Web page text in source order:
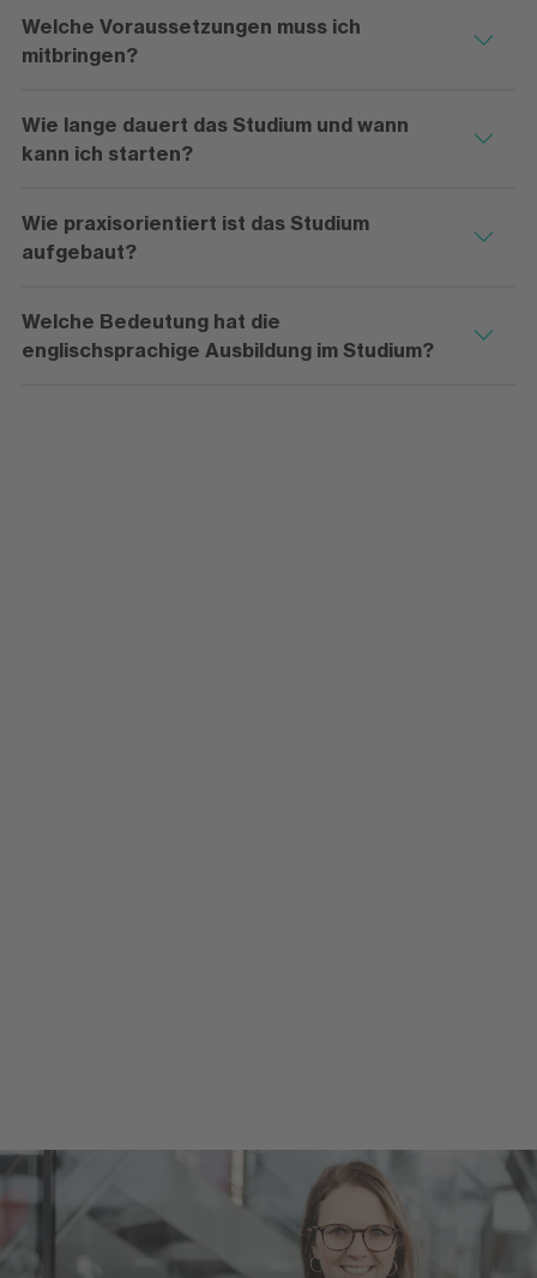
Welche Voraussetzungen muss ich
mitbringen?
Wie lange dauert das Studium und wann
kann ich starten?
Wie praxisorientiert ist das Studium
aufgebaut?
Welche Bedeutung hat die
englischsprachige Ausbildung im Studium?
Anmeldung zum Studium
Einfach und schnell online anmelden